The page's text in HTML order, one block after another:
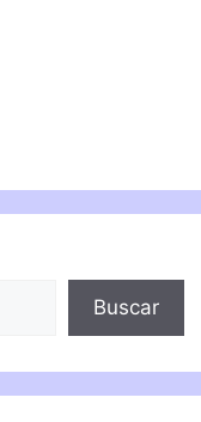
Buscar